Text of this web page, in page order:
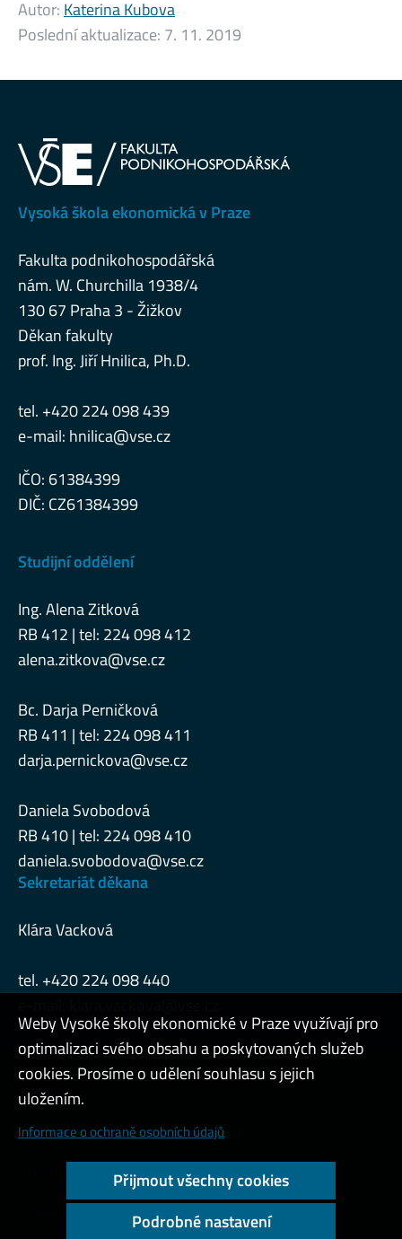
Autor: Katerina Kubova
Poslední aktualizace: 7. 11. 2019
Vysoká škola ekonomická v Praze
Fakulta podnikohospodářská
nám. W. Churchilla 1938/4
130 67 Praha 3 - Žižkov
Děkan fakulty
prof. Ing. Jiří Hnilica, Ph.D.
tel. +420 224 098 439
e-mail: hnilica@vse.cz
IČO: 61384399
DIČ: CZ61384399
Studijní oddělení
Ing. Alena Zitková
RB 412 | tel: 224 098 412
alena.zitkova@vse.cz
Bc. Darja Perničková
RB 411 | tel: 224 098 411
darja.pernickova@vse.cz
Daniela Svobodová
RB 410 | tel: 224 098 410
daniela.svobodova@vse.cz
Sekretariát děkana
Klára Vacková
tel. +420 224 098 440
Admin
Cookies a ochrana osobních údajů
Přístupnost webu
Vysoký kontrast
Weby Vysoké školy ekonomické v Praze využívají pro
optimalizaci svého obsahu a poskytovaných služeb
cookies. Prosíme o udělení souhlasu s jejich
uložením.
Informace o ochraně osobních údajů
Přijmout všechny cookies
Podrobné nastavení